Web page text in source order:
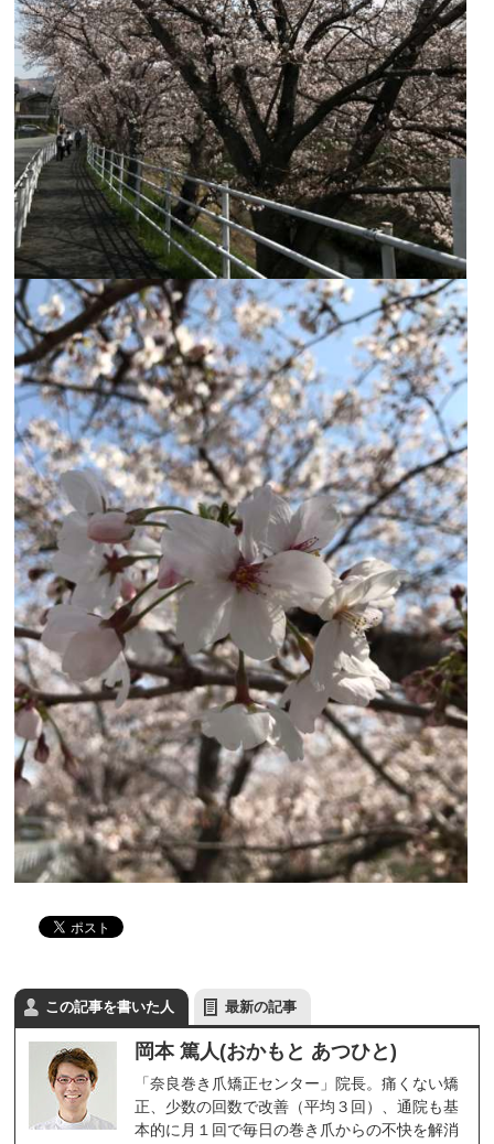
この記事を書いた人 最新の記事
岡本 篤人(おかもと あつひと)
「奈良巻き爪矯正センター」院長。痛くない矯
正、少数の回数で改善（平均３回）、通院も基
本的に月１回で毎日の巻き爪からの不快を解消